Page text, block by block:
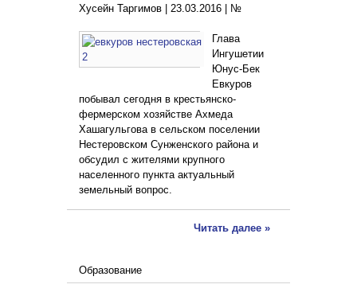
Хусейн Таргимов | 23.03.2016 №
Глава
Ингушетии
Юнус-Бек
Евкуров
побывал сегодня в крестьянско-
фермерском хозяйстве Ахмеда
Хашагульгова в сельском поселении
Нестеровском Сунженского района и
обсудил с жителями крупного
населенного пункта актуальный
земельный вопрос.
Читать далее »
Образование